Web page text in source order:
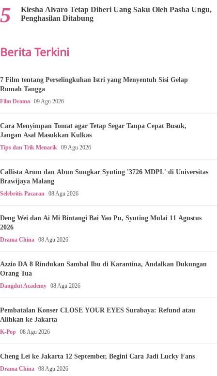
Kiesha Alvaro Tetap Diberi Uang Saku Oleh Pasha Ungu,
Penghasilan Ditabung
Berita Terkini
7 Film tentang Perselingkuhan Istri yang Menyentuh Sisi Gelap
Rumah Tangga
Film Drama 09 Agu 2026
Cara Menyimpan Tomat agar Tetap Segar Tanpa Cepat Busuk,
Jangan Asal Masukkan Kulkas
Tips dan Trik Menarik 09 Agu 2026
Callista Arum dan Abun Sungkar Syuting '3726 MDPL' di Universitas
Brawijaya Malang
Selebritis Pacaran 08 Agu 2026
Deng Wei dan Ai Mi Bintangi Bai Yao Pu, Syuting Mulai 11 Agustus
2026
Drama China 08 Agu 2026
Azzio DA 8 Rindukan Sambal Ibu di Karantina, Andalkan Dukungan
Orang Tua
Dangdut Academy 08 Agu 2026
Pembatalan Konser CLOSE YOUR EYES Surabaya: Refund atau
Alihkan ke Jakarta
K-Pop 08 Agu 2026
Cheng Lei ke Jakarta 12 September, Begini Cara Jadi Lucky Fans
Drama China 08 Agu 2026